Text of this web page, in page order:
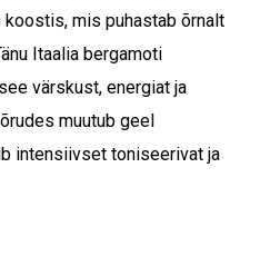
mis puhastab õrnalt
Itaalia bergamoti
värskust, energiat ja
muutub geel
intensiivset toniseerivat ja